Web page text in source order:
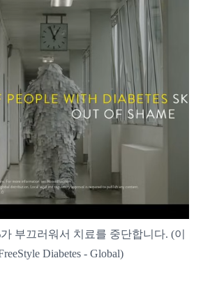
부끄러워서 치료를 중단합니다. (이
Diabetes - Global)